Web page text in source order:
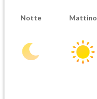
Notte Mattino